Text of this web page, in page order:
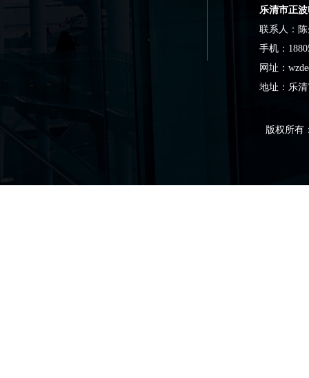
乐清市正
联系人：
手机：
网址：
地址：乐
版权所